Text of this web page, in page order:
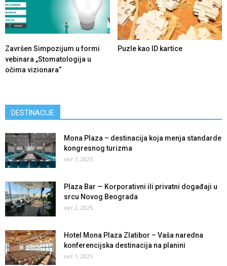
Završen Simpozijum u formi
vebinara „Stomatologija u
očima vizionara“
Puzle kao ID kartice
DESTINACIJE
Mona Plaza – destinacija koja menja standarde
kongresnog turizma
окт 7, 2025
Plaza Bar — Korporativni ili privatni događaji u
srcu Novog Beograda
окт 2, 2025
Hotel Mona Plaza Zlatibor – Vaša naredna
konferencijska destinacija na planini
окт 1, 2025